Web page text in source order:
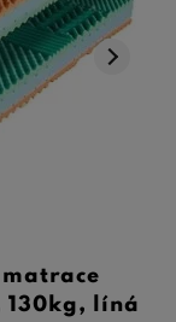
130kg, líná